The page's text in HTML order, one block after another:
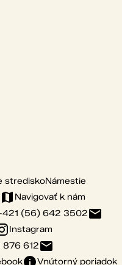
strediskoNámestie
Navigovať k nám
(56) 642 3502
Instagram
876 612
Vnútorný poriadok